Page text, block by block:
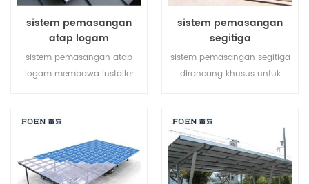
sistem pemasangan
atap logam
sistem pemasangan atap
logam membawa installer
cepat dan struktur lebih
aman.
sistem pemasangan
segitiga
sistem pemasangan segitiga
dirancang khusus untuk
energi hijau yang dapat
disesuaikan yang
menyediakan kebutuhan
daya seluruh gedung.